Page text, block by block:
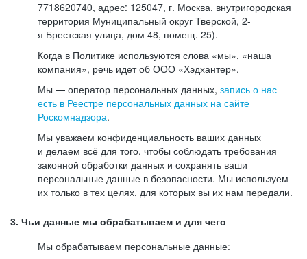
7718620740, адрес: 125047, г. Москва, внутригородская
территория Муниципальный округ Тверской, 2-
я Брестская улица, дом 48, помещ. 25).
Когда в Политике используются слова «мы», «наша
компания», речь идет об ООО «Хэдхантер».
Мы — оператор персональных данных, запись о нас
есть в Реестре персональных данных на сайте
Роскомнадзора.
Мы уважаем конфиденциальность ваших данных
и делаем всё для того, чтобы соблюдать требования
законной обработки данных и сохранять ваши
персональные данные в безопасности. Мы используем
их только в тех целях, для которых вы их нам передали.
3. Чьи данные мы обрабатываем и для чего
Мы обрабатываем персональные данные: